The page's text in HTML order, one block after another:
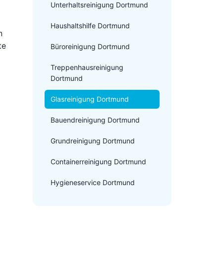
Unterhaltsreinigung Dortmund
Haushaltshilfe Dortmund
Büroreinigung Dortmund
Treppenhausreinigung
Dortmund
Glasreinigung Dortmund
Bauendreinigung Dortmund
Grundreinigung Dortmund
Containerreinigung Dortmund
Hygieneservice Dortmund